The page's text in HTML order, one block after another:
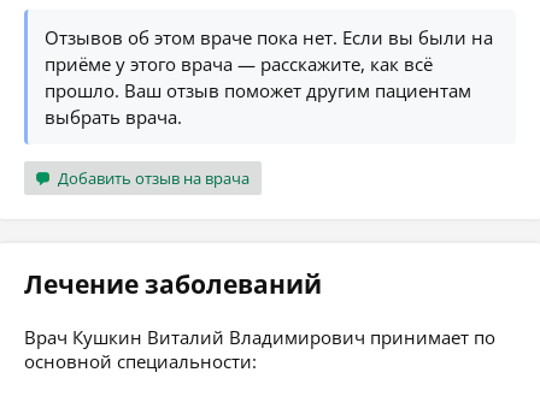
Отзывов об этом враче пока нет. Если вы были на
приёме у этого врача — расскажите, как всё
прошло. Ваш отзыв поможет другим пациентам
выбрать врача.
Добавить отзыв на врача
Лечение заболеваний
Врач Кушкин Виталий Владимирович принимает по
основной специальности: